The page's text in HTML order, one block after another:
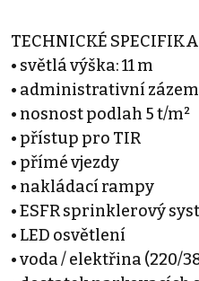
TECHNICKÉ
• světlá výška: 11 m
• administrativní
• nosnost podlah 5 t/m²
• přístup pro TIR
• přímé vjezdy
• nakládací rampy
• ESFR sprinklerový
• LED osvětlení
• voda / elektřina (220/